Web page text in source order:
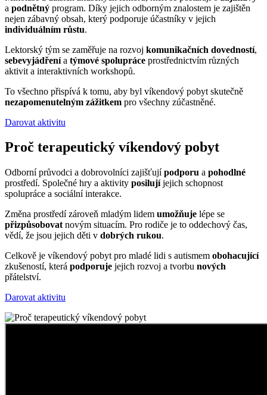
a podnětný program. Díky jejich odborným znalostem je zajištěn
nejen zábavný obsah, který podporuje účastníky v jejich
individuálním růstu.
Lektorský tým se zaměřuje na rozvoj komunikačních dovedností,
sebevyjádřenía týmové spolupráce prostřednictvím různých
aktivit a interaktivních workshopů.
To všechno přispívá k tomu, aby byl víkendový pobyt skutečně
nezapomenutelným zážitkem pro všechny zúčastněné.
Darovat aktivitu
Proč terapeutický víkendový pobyt
Odborní průvodci a dobrovolníci zajišťujípodporu a pohodlné
prostředí. Společné hry a aktivity posilujíjejich schopnost
spolupráce a sociální interakce.
Změna prostředí zároveň mladým lidem umožňuje lépe se
přizpůsobovat novým situacím. Pro rodiče je to oddechový čas,
vědí, že jsou jejich děti v dobrých rukou.
Celkově je víkendový pobyt pro mladé lidi s autismem obohacující
zkušeností, která podporuje jejich rozvoj a tvorbu nových
přátelství.
Darovat aktivitu